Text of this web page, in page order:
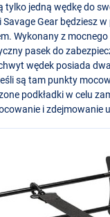
tylko jedną wędkę do
Gear będziesz
Wykonany z
pasek do
wędek posiada
są tam punkty
podkładki w celu
i zdejmowanie